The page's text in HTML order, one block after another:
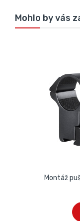
Mohlo by vás
Montáž